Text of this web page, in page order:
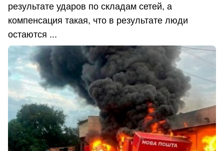
результате ударов по складам сетей, а
компенсация такая, что в результате люди
остаются ...